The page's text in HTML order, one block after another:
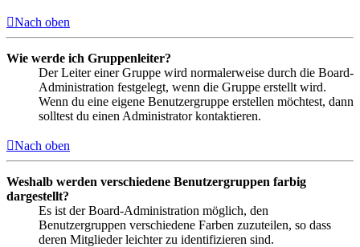
Nach oben
Wie werde ich Gruppenleiter?
Der Leiter einer Gruppe wird normalerweise durch die Board-
Administration festgelegt, wenn die Gruppe erstellt wird.
Wenn du eine eigene Benutzergruppe erstellen möchtest, dann
solltest du einen Administrator kontaktieren.
Nach oben
Weshalb werden verschiedene Benutzergruppen farbig
dargestellt?
Es ist der Board-Administration möglich, den
Benutzergruppen verschiedene Farben zuzuteilen, so dass
deren Mitglieder leichter zu identifizieren sind.